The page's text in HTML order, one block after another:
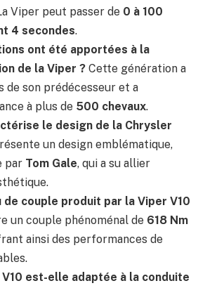
Viper peut passer de 0 à 100
4 secondes.
ont été apportées à la
de la Viper ? Cette génération a
de son prédécesseur et a
à plus de 500 chevaux.
le design de la Chrysler
un design emblématique,
par Tom Gale, qui a su allier
de couple produit par la Viper V10
un couple phénoménal de 618 Nm
ainsi des performances de
est-elle adaptée à la conduite